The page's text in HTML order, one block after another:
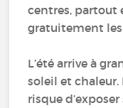
centres, partout
gratuitement les
L’été arrive à
soleil et
risque